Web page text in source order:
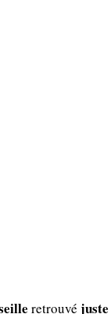
retrouvé juste